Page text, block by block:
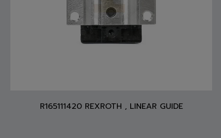
R165111420 REXROTH , LINEAR GUIDE